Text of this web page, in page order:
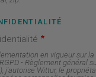
en vigueur sur
- Règlement général
j'autorise Wittur, le